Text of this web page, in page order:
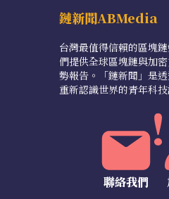
鏈新聞ABMedia
台灣最值得信賴的區塊
們提供全球區塊鏈與加
勢報告。「鏈新聞」是
重新認識世界的青年科技
聯絡我們